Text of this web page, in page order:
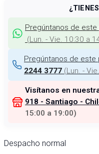
Pregúntanos de
(Lun. - Vie. 10:30 a
Pregúntanos de
2244 3777 (Lun. -
Visítanos en
918 - Santiago -
15:00 a 19:00)
Despacho normal